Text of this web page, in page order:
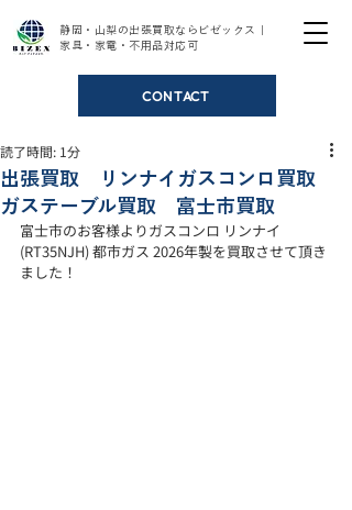
静岡・山梨の出張買取ならビゼックス｜
家具・家電・不用品対応可
CONTACT
出張買取 リンナイガスコンロ買取
ガステーブル買取 富士市買取
読了時間: 1分
富士市のお客様よりガスコンロ リンナイ
(RT35NJH) 都市ガス 2026年製を買取させて頂き
ました！